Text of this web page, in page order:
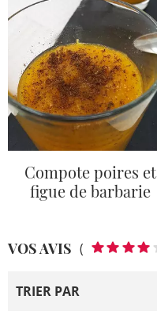
Compote poires et
figue de barbarie
VOS AVIS (
TRIER PAR